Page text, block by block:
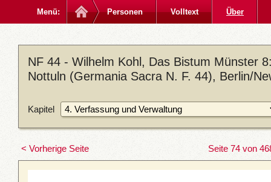
Menü: Personen Volltext Über
NF 44 - Wilhelm Kohl, Das Bistum Münster
Nottuln (Germania Sacra N. F. 44), Berlin/
Kapitel
< Vorherige Seite Seite 74 von